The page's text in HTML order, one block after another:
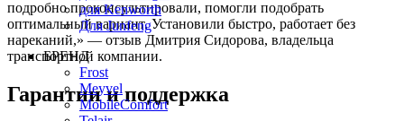
подробно проконсультировали, помогли подобрать
оптимальный вариант. Установили быстро, работает без
нареканий,» — отзыв Дмитрия Сидорова, владельца
транспортной компании.
Гарантии и поддержка
для Kenworth
Для Junfeng
БРЕНД
Frost
Meyvel
MobileComfort